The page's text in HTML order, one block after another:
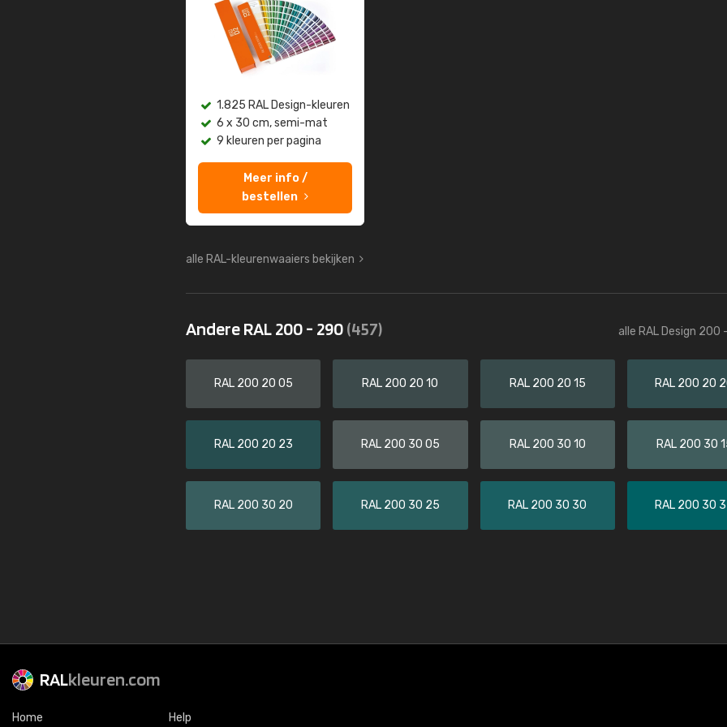
1.825 RAL Design-kleuren
6 x 30 cm, semi-mat
9 kleuren per pagina
Meer info /
bestellen
alle RAL-kleurenwaaiers bekijken
Andere RAL 200 - 290(457) alle RAL Design 200
RAL 200 20 05 RAL 200 20 10 RAL 200 20 15 RAL 200 20
RAL 200 20 23 RAL 200 30 05 RAL 200 30 10 RAL 200 30
RAL 200 30 20 RAL 200 30 25 RAL 200 30 30 RAL 200 30
RALkleuren.com
Home Help